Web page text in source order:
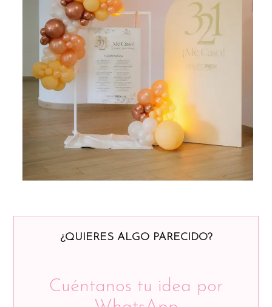
¿QUIERES ALGO PARECIDO?
Cuéntanos tu idea por